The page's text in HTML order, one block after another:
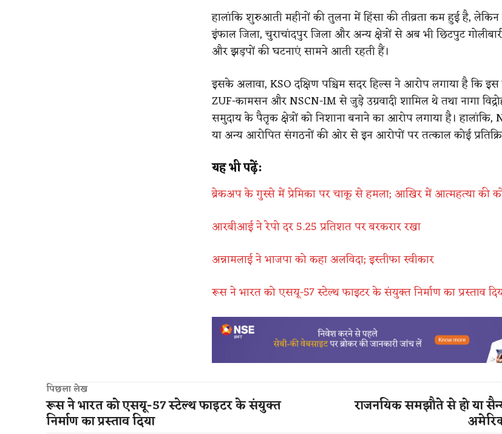
हालांकि शुरुआती महीनों की तुलना में हिंसा की तीव्रता कम हुई है, लेकिन
इंफाल जिला, चुराचांदपुर जिला और अन्य क्षेत्रों से अब भी छिटपुट
और झड़पों की घटनाएं सामने आती रहती हैं।
इसके अलावा, KSO दक्षिण पश्चिम सदर हिल्स ने आरोप लगाया है कि
ZUF-कामसन और NSCN-IM से जुड़े उग्रवादी शामिल थे तथा नागा
समुदाय के पैतृक क्षेत्रों को निशाना बनाने का आरोप लगाया है।
या अन्य आरोपित संगठनों की ओर से इन आरोपों पर तत्काल कोई
यह भी पढ़ें:
ब्रेकअप के गुस्से में प्रेमिका पर चाकू से हमला; आखिर में आत्महत्या की
आरबीआई ने रेपो दर 5.25 प्रतिशत पर बरकरार रखा
अन्नामलाई ने भाजपा को कहा अलविदा; इस्तीफा स्वीकार
रूस ने भारत को एसयू-57 स्टेल्थ फाइटर के संयुक्त निर्माण का प्रस्ताव
पिछला लेख
रूस ने भारत को एसयू-57 स्टेल्थ फाइटर के संयुक्त
निर्माण का प्रस्ताव दिया
राजनयिक समझौते से हो या